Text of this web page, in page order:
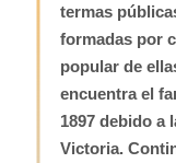
termas
formadas por
popular de
encuentra el
1897 debido a
Victoria.